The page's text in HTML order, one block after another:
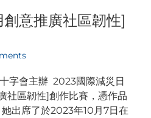
意推廣社區韌性]
字會主辦 2023國際減災日
社區韌性]創作比賽，憑作品
出席了於2023年10月7日在